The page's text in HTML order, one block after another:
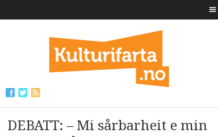
DEBATT: – Mi sårbarheit e min